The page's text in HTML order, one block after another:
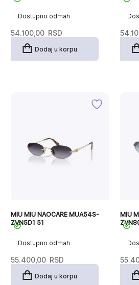
Dostupno odmah
54.100,00 RSD
Dodaj u korpu
Dostupno odmah
MIU MIU NAOCARE MUA54S-
ZVN5D1 51
55.400,00 RSD
Dodaj u korpu
MIU